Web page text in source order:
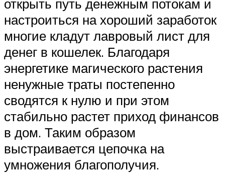
открыть путь денежным потокам и
настроиться на хороший заработок
многие кладут лавровый лист для
денег в кошелек. Благодаря
энергетике магического растения
ненужные траты постепенно
сводятся к нулю и при этом
стабильно растет приход финансов
в дом. Таким образом
выстраивается цепочка на
умножения благополучия.